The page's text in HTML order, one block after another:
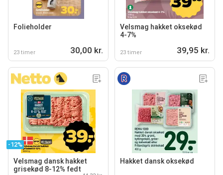
Folieholder
23 timer 30,00 kr.
Velsmag hakket oksekød
4-7%
23 timer 39,95 kr.
-12%
Velsmag dansk hakket
grisekød 8-12% fedt
Hakket dansk oksekød